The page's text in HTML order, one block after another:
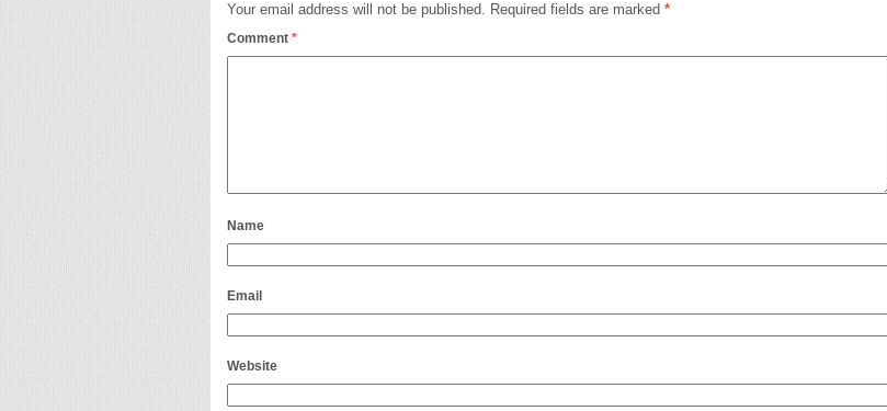
Your email address will not be published. Required fields are marked *
Comment *
Name
Email
Website